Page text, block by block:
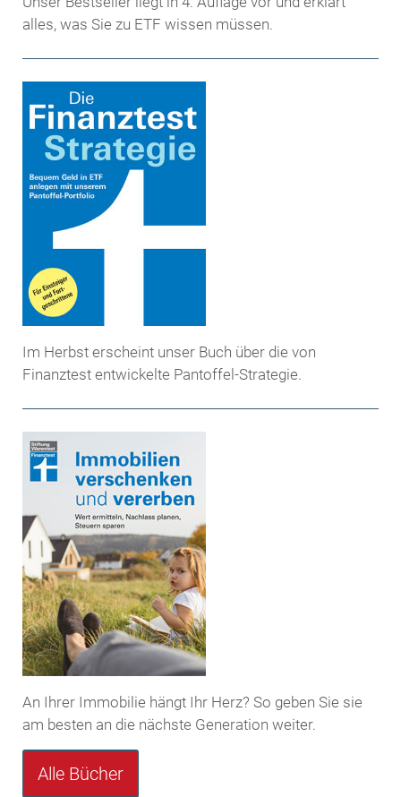
alles, was Sie zu ETF wissen müssen.
Im Herbst erscheint unser Buch über die von
Finanztest entwickelte Pantoffel-Strategie.
An Ihrer Immobilie hängt Ihr Herz? So geben Sie sie
am besten an die nächste Generation weiter.
Alle Bücher